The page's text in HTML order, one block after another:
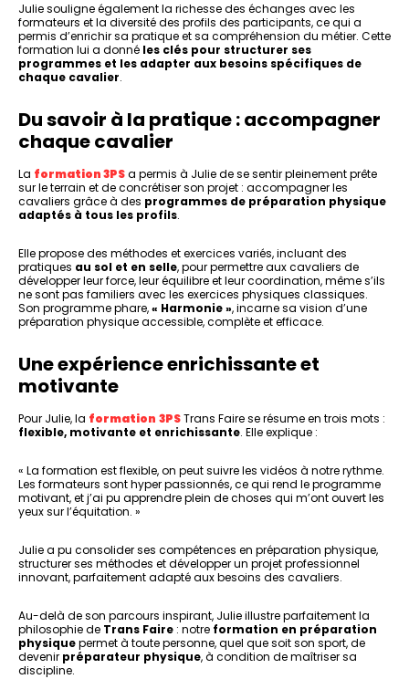
Julie souligne également la richesse des échanges avec les
formateurs et la diversité des profils des participants, ce qui a
permis d’enrichir sa pratique et sa compréhension du métier. Cette
formation lui a donné les clés pour structurer ses
programmes et les adapter aux besoins spécifiques de
chaque cavalier.
Du savoir à la pratique : accompagner
chaque cavalier
La formation 3PSa permis à Julie de se sentir pleinement prête
sur le terrain et de concrétiser son projet : accompagner les
cavaliers grâce à des programmes de préparation physique
adaptés à tous les profils.
Elle propose des méthodes et exercices variés, incluant des
pratiques au sol et en selle, pour permettre aux cavaliers de
développer leur force, leur équilibre et leur coordination, même s’ils
ne sont pas familiers avec les exercices physiques classiques.
Son programme phare,« Harmonie », incarne sa vision d’une
préparation physique accessible, complète et efficace.
Une expérience enrichissante et
motivante
Pour Julie, la formation 3PSTrans Faire se résume en trois mots :
flexible, motivante et enrichissante. Elle explique :
« La formation est flexible, on peut suivre les vidéos à notre rythme.
Les formateurs sont hyper passionnés, ce qui rend le programme
motivant, et j’ai pu apprendre plein de choses qui m’ont ouvert les
yeux sur l’équitation. »
Julie a pu consolider ses compétences en préparation physique,
structurer ses méthodes et développer un projet professionnel
innovant, parfaitement adapté aux besoins des cavaliers.
Au-delà de son parcours inspirant, Julie illustre parfaitement la
philosophie de Trans Faire : notre formation en préparation
physiquepermet à toute personne, quel que soit son sport, de
devenir préparateur physique, à condition de maîtriser sa
discipline.